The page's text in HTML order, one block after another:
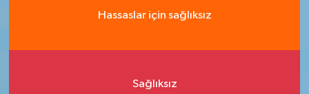
Hassaslar için sağlıksız
Sağlıksız